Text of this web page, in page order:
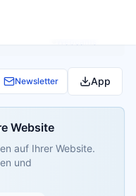
Newsletter App
Website
auf Ihrer Website.
und